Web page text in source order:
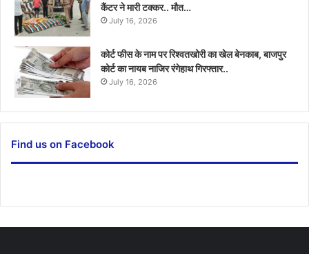
कैंटर ने मारी टक्कर.. मौत…
July 16, 2026
कोर्ट फीस के नाम पर रिश्वतखोरी का खेल बेनकाब, बाजपुर
कोर्ट का नायब नाजिर रंगेहाथ गिरफ्तार..
July 16, 2026
Find us on Facebook